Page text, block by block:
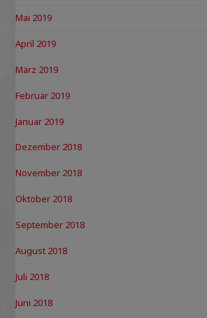
Mai 2019
April 2019
März 2019
Februar 2019
Januar 2019
Dezember 2018
November 2018
Oktober 2018
September 2018
August 2018
Juli 2018
Juni 2018